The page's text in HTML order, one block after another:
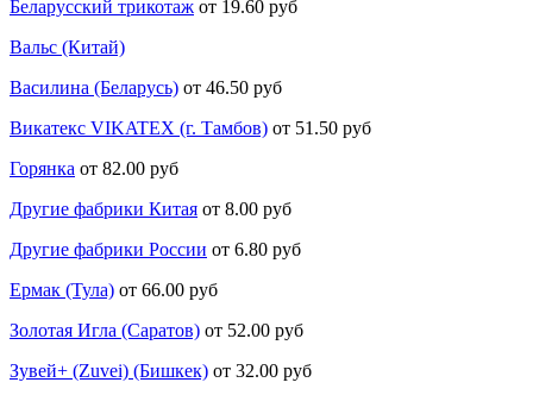
Беларусский трикотаж от 19.60 руб
Вальс (Китай)
Василина (Беларусь) от 46.50 руб
Викатекс VIKATEX (г. Тамбов) от 51.50 руб
Горянка от 82.00 руб
Другие фабрики Китая от 8.00 руб
Другие фабрики России от 6.80 руб
Ермак (Тула) от 66.00 руб
Золотая Игла (Саратов) от 52.00 руб
Зувей+ (Zuvei) (Бишкек) от 32.00 руб